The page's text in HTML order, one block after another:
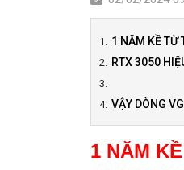
1 NĂM KỀ TỪ
RTX 3050
VẬY DÒNG
1 NĂM